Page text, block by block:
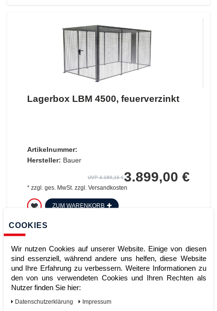
Lagerbox LBM 4500, feuerverzinkt
Artikelnummer:
Hersteller: Bauer
UVP 4.190,16 €3.899,00 €
* zzgl. ges. MwSt.zzgl. Versandkosten
ZUM WARENKORB
COOKIES
Wir nutzen Cookies auf unserer Website. Einige von diesen
sind essenziell, während andere uns helfen, diese Website
und Ihre Erfahrung zu verbessern. Weitere Informationen zu
den von uns verwendeten Cookies und Ihren Rechten als
Nutzer finden Sie hier:
Daten­schutz­erklärung Impressum